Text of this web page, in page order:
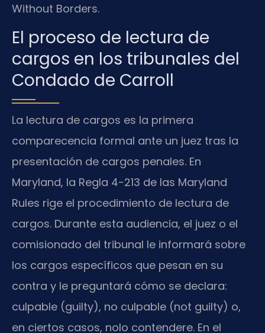
Without Borders.
El proceso de lectura de
cargos en los tribunales del
Condado de Carroll
La lectura de cargos es la primera
comparecencia formal ante un juez tras la
presentación de cargos penales. En
Maryland, la Regla 4-213 de las Maryland
Rules rige el procedimiento de lectura de
cargos. Durante esta audiencia, el juez o el
comisionado del tribunal le informará sobre
los cargos específicos que pesan en su
contra y le preguntará cómo se declara:
culpable (guilty), no culpable (not guilty) o,
en ciertos casos, nolo contendere. En el